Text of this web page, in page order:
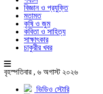
বিজ্ঞান ও প্রযুক্তি
মতামত
কৃষি ও জুম
কবিতা ও সাহিত্য
সাক্ষাৎকার
চাকুরীর খবর
বৃহস্পতিবার , ৬ অগাস্ট ২০২৬
ভিডিও স্টোরি